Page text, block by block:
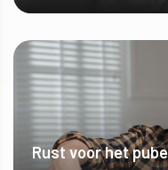
Rust voor het